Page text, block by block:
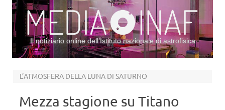
Il notiziario online dell’Istituto nazionale di astrofisica
L’ATMOSFERA DELLA LUNA DI SATURNO
Mezza stagione su Titano